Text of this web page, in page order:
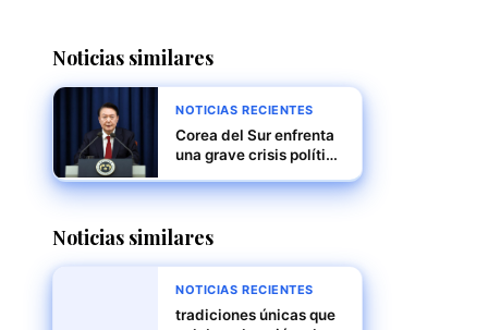
Noticias similares
NOTICIAS RECIENTES
Corea del Sur enfrenta
una grave crisis política
encara juicio político y
Noticias similares
NOTICIAS RECIENTES
tradiciones únicas que